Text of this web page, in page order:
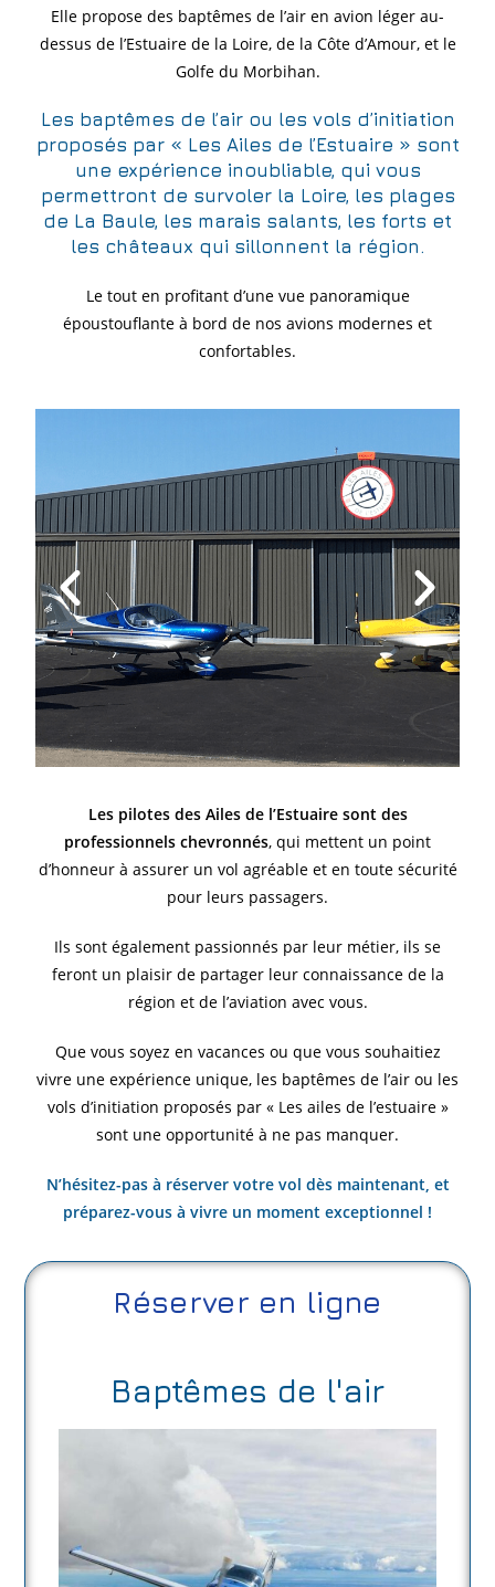
Elle propose des baptêmes de l’air en avion léger au-
dessus de l’Estuaire de la Loire, de la Côte d’Amour, et le
Golfe du Morbihan.
Les baptêmes de l’air ou les vols d’initiation
proposés par « Les Ailes de l’Estuaire » sont
une expérience inoubliable, qui vous
permettront de survoler la Loire, les plages
de La Baule, les marais salants, les forts et
les châteaux qui sillonnent la région.
Le tout en profitant d’une vue panoramique
époustouflante à bord de nos avions modernes et
confortables.
Les pilotes des Ailes de l’Estuaire sont des
professionnels chevronnés, qui mettent un point
d’honneur à assurer un vol agréable et en toute sécurité
pour leurs passagers.
Ils sont également passionnés par leur métier, ils se
feront un plaisir de partager leur connaissance de la
région et de l’aviation avec vous.
Que vous soyez en vacances ou que vous souhaitiez
vivre une expérience unique, les baptêmes de l’air ou les
vols d’initiation proposés par « Les ailes de l’estuaire »
sont une opportunité à ne pas manquer.
N’hésitez-pas à réserver votre vol dès maintenant, et
préparez-vous à vivre un moment exceptionnel !
Réserver en ligne
Baptêmes de l'air​